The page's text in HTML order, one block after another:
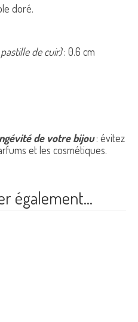
doré.
de cuir): 0.6 cm
de votre bijou: évitez
et les cosmétiques.
également…